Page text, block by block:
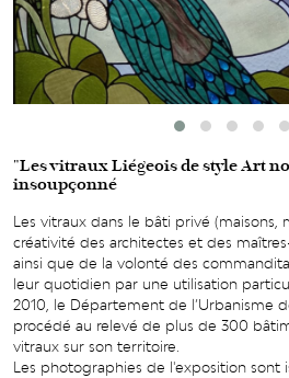
"Les vitraux Liégeois de style Art
insoupçonné
Les vitraux dans le bâti privé (maisons,
créativité des architectes et des
ainsi que de la volonté des
leur quotidien par une utilisation
2010, le Département de l’Urbanisme
procédé au relevé de plus de 300
vitraux sur son territoire.
Les photographies de l'exposition sont